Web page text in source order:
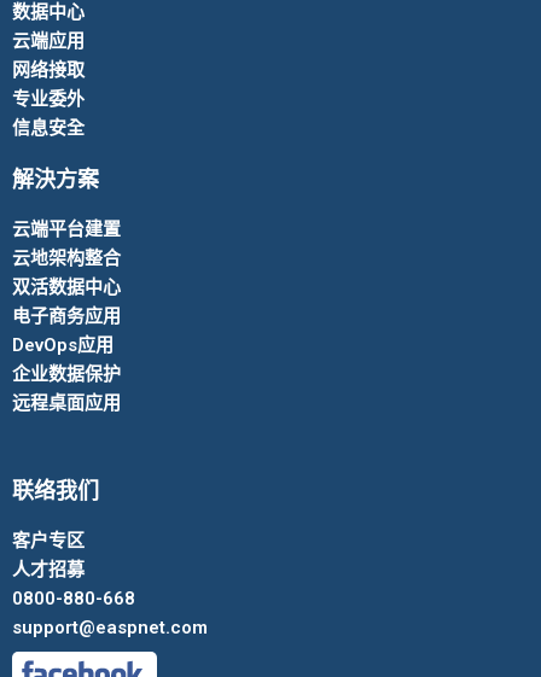
数据中心
云端应用
网络接取
专业委外
信息安全
解決方案
云端平台建置
云地架构整合
双活数据中心
电子商务应用
DevOps应用
企业数据保护
远程桌面应用
联络我们
客户专区
人才招募
0800-880-668
support@easpnet.com